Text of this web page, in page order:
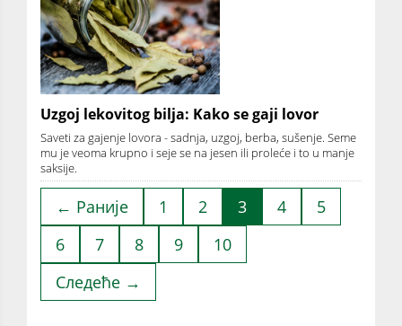
Uzgoj lekovitog bilja: Kako se gaji lovor
Saveti za gajenje lovora - sadnja, uzgoj, berba, sušenje. Seme
mu je veoma krupno i seje se na jesen ili proleće i to u manje
saksije.
← Раније 1 2 3 4
5
6
7 8 9
10
Следеће →